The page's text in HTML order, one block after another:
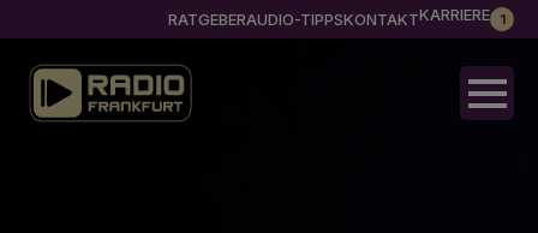
RATGEBERAUDIO-TIPPSKONTAKTKARRIERE 1